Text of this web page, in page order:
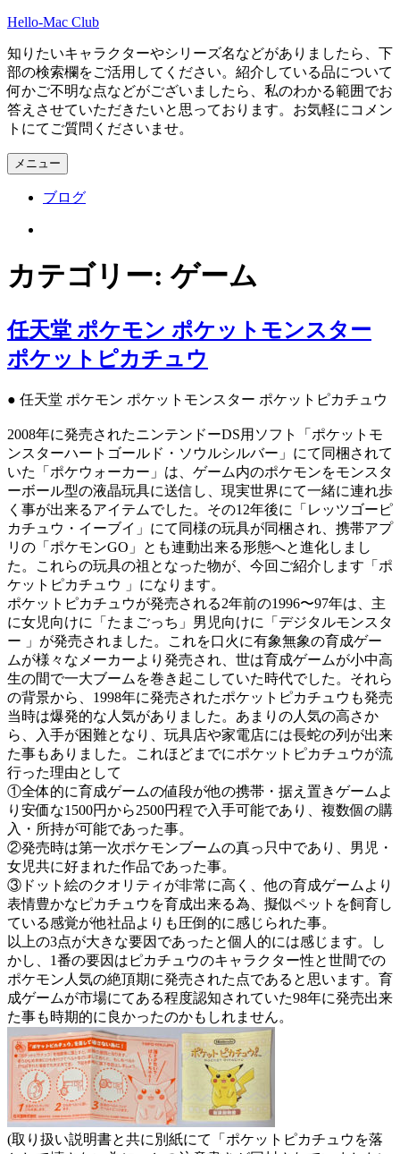
コ
テ
ン
ツ
へ
ス
キ
ッ
Hello-Mac Club
知りたいキャラクターやシリーズ名などがありましたら、下
部の検索欄をご活用してください。紹介している品について
何かご不明な点などがございましたら、私のわかる範囲でお
答えさせていただきたいと思っております。お気軽にコメン
トにてご質問くださいませ。
メニュー
ブログ
カテゴリー:ゲーム
任天堂 ポケモン ポケットモンスター
ポケットピカチュウ
● 任天堂 ポケモン ポケットモンスター ポケットピカチュウ
2008年に発売されたニンテンドーDS用ソフト「ポケットモ
ンスターハートゴールド・ソウルシルバー」にて同梱されて
いた「ポケウォーカー」は、ゲーム内のポケモンをモンスタ
ーボール型の液晶玩具に送信し、現実世界にて一緒に連れ歩
く事が出来るアイテムでした。その12年後に「レッツゴーピ
カチュウ・イーブイ」にて同様の玩具が同梱され、携帯アプ
リの「ポケモンGO」とも連動出来る形態へと進化しまし
た。これらの玩具の祖となった物が、今回ご紹介します「ポ
ケットピカチュウ 」になります。
ポケットピカチュウが発売される2年前の1996〜97年は、主
に女児向けに「たまごっち」男児向けに「デジタルモンスタ
ー 」が発売されました。これを口火に有象無象の育成ゲー
ムが様々なメーカーより発売され、世は育成ゲームが小中高
生の間で一大ブームを巻き起こしていた時代でした。それら
の背景から、1998年に発売されたポケットピカチュウも発売
当時は爆発的な人気がありました。あまりの人気の高さか
ら、入手が困難となり、玩具店や家電店には長蛇の列が出来
た事もありました。これほどまでにポケットピカチュウが流
行った理由として
①全体的に育成ゲームの値段が他の携帯・据え置きゲームよ
り安価な1500円から2500円程で入手可能であり、複数個の購
入・所持が可能であった事。
②発売時は第一次ポケモンブームの真っ只中であり、男児・
女児共に好まれた作品であった事。
③ドット絵のクオリティが非常に高く、他の育成ゲームより
表情豊かなピカチュウを育成出来る為、擬似ペットを飼育し
ている感覚が他社品よりも圧倒的に感じられた事。
以上の3点が大きな要因であったと個人的には感じます。し
かし、1番の要因はピカチュウのキャラクター性と世間での
ポケモン人気の絶頂期に発売された点であると思います。育
成ゲームが市場にてある程度認知されていた98年に発売出来
た事も時期的に良かったのかもしれません。
(取り扱い説明書と共に別紙にて「ポケットピカチュウを落